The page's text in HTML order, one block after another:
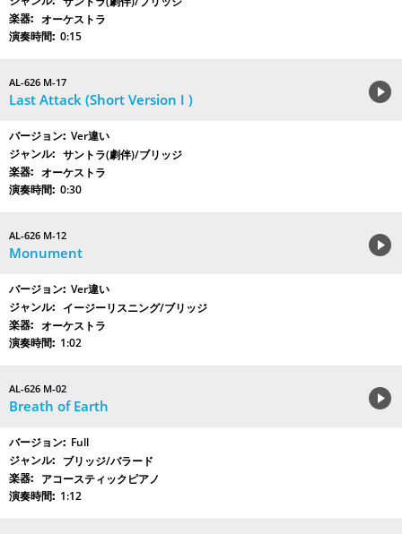
オーケストラ
0:15
AL-626 M-17
Last Attack (Short Version I )
Ver違い
サントラ(劇伴)/ブリッジ
オーケストラ
0:30
AL-626 M-12
Monument
Ver違い
イージーリスニング/ブリッジ
オーケストラ
1:02
AL-626 M-02
Breath of Earth
Full
ブリッジ/バラード
アコースティックピアノ
1:12